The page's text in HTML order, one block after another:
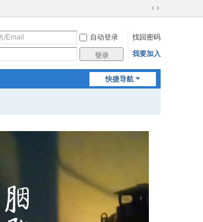
切
到
宽
自动登录
找回密码
登录 我要加入
快捷导航